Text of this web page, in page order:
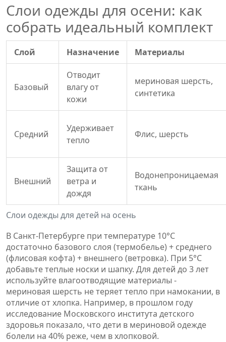
Слои одежды для осени: как
собрать идеальный комплект
Слои одежды для детей на осень
Слой Назначение Материалы
Базовый
Отводит
влагу от
кожи
мериновая шерсть,
синтетика
Средний
Удерживает
тепло
Флис, шерсть
Внешний
Защита от
ветра и
дождя
Водонепроницаемая
ткань
В Санкт-Петербурге при температуре 10°C
достаточно базового слоя (термобелье) + среднего
(флисовая кофта) + внешнего (ветровка). При 5°C
добавьте теплые носки и шапку. Для детей до 3 лет
используйте влагоотводящие материалы -
мериновая шерсть не теряет тепло при намокании, в
отличие от хлопка. Например, в прошлом году
исследование Московского института детского
здоровья показало, что дети в мериновой одежде
болели на 40% реже, чем в хлопковой.